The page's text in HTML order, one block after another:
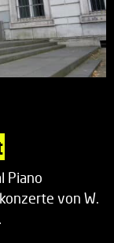
Piano
von W.